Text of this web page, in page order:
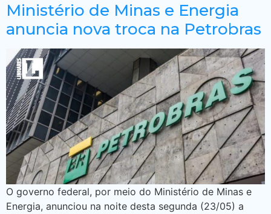
Ministério de Minas e Energia
anuncia nova troca na Petrobras
O governo federal, por meio do Ministério de Minas e
Energia, anunciou na noite desta segunda (23/05) a